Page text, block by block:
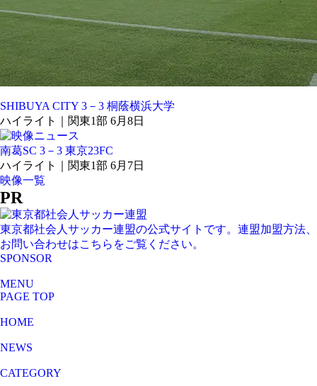
SHIBUYA CITY 3－3 桐蔭横浜大学
ハイライト｜関東1部 6月8日
南葛SC 3－3 東京23FC
ハイライト｜関東1部 6月7日
映像一覧
PR
東京都社会人サッカー連盟の公式サイトです。連盟加盟方法、
お問い合わせはこちらをご覧ください。
SPONSOR
MENU
PAGE TOP
HOME
NEWS
CATEGORY